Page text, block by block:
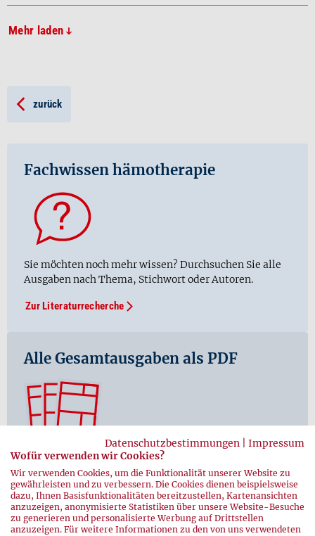
Mehr laden
zurück
Fachwissen hämotherapie
Sie möchten noch mehr wissen? Durchsuchen Sie alle
Ausgaben nach Thema, Stichwort oder Autoren.
Zur Literaturrecherche
Alle Gesamtausgaben als PDF
Hier finden Sie sämtliche Ausgaben der hämotherapie
ab der ersten Ausgabe 01/2003 als PDF-Datei.
In allen Ausgaben stöbern
Datenschutzbestimmungen
Impressum
Wofür verwenden wir Cookies?
Wir verwenden Cookies, um die Funktionalität unserer Website zu
gewährleisten und zu verbessern. Die Cookies dienen beispielsweise
dazu, Ihnen Basisfunktionalitäten bereitzustellen, Kartenansichten
anzuzeigen, anonymisierte Statistiken über unsere Website-Besuche
zu generieren und personalisierte Werbung auf Drittstellen
anzuzeigen. Für weitere Informationen zu den von uns verwendeten